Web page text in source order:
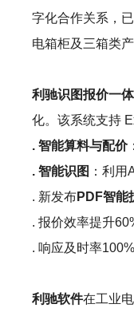
字化合作关系，
电箱柜及三箱类
利驰识图报价一
化。该系统支持
. 智能算料与配价
. 智能识图 ：利
. 新发布PDF智能
. 报价效率提升
. 响应及时率
利驰软件在工业